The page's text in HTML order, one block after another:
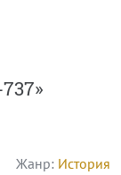
Жанр: История